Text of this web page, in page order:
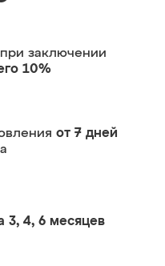
при заключении
10%
от 7 дней
3, 4, 6 месяцев